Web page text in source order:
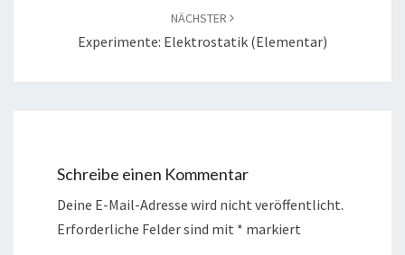
NÄCHSTER
Experimente: Elektrostatik (Elementar)
Schreibe einen Kommentar
Deine E-Mail-Adresse wird nicht veröffentlicht.
Erforderliche Felder sind mit * markiert